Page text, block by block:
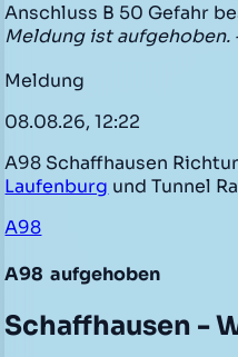
Anschluss B 50 Gefahr
Meldung ist aufgehoben.
Meldung
08.08.26, 12:22
A98 Schaffhausen
Laufenburg und Tunnel
A98
A98 aufgehoben
Schaffhausen -